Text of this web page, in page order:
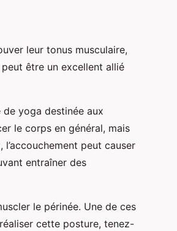
leur tonus musculaire,
être un excellent allié
de yoga destinée aux
le corps en général, mais
peut causer
entraîner des
le périnée. Une de ces
cette posture, tenez-